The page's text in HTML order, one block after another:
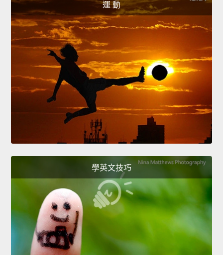
運 動
學英文技巧